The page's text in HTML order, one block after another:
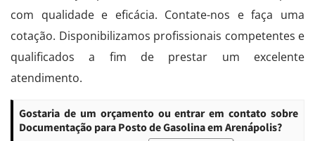
com qualidade e eficácia. Contate-nos e faça uma
cotação. Disponibilizamos profissionais competentes e
qualificados a fim de prestar um excelente
atendimento.
Gostaria de um orçamento ou entrar em contato sobre
Documentação para Posto de Gasolina em Arenápolis?